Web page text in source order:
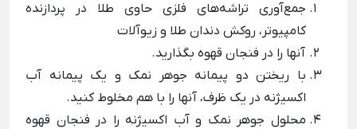
جمع‌‌آوری تراشه‌های فلزی حاوی طلا در پردازنده
کامپیوتر، روکش دندان طلا و زیوآلات
آنها را در فنجان قهوه بگذارید.
با ریختن دو پیمانه جوهر نمک و یک پیمانه آب
اکسیژنه در یک ظرف، آنها را با هم مخلوط کنید.
محلول جوهر نمک و آب اکسیژنه را در فنجان قهوه